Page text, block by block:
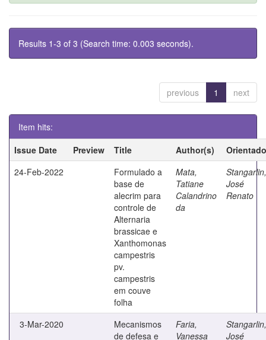
Results 1-3 of 3 (Search time: 0.003 seconds).
previous 1 next
Item hits:
Issue Date
Preview Title Author(s)
24-Feb-2022
Formulado a
base de
alecrim para
controle de
Alternaria
brassicae e
Xanthomonas
campestris
pv.
campestris
em couve
folha
Mata,
Tatiane
Calandrino
da
Stangarlin,
José
Renato
3-Mar-2020
Mecanismos
de defesa e
Faria,
Vanessa
Stangarlin,
José